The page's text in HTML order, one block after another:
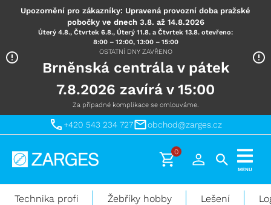
Upozornění pro zákazníky: Upravená provozní doba pražské
pobočky ve dnech 3.8. až 14.8.2026
Úterý 4.8., Čtvrtek 6.8., Úterý 11.8. a Čtvrtek 13.8. otevřeno:
8:00 – 12:00, 13:00 – 15:00
OSTATNÍ DNY ZAVŘENO
Brněnská centrála v pátek
7.8.2026 zavírá v 15:00
Za případné komplikace se omlouváme.
+420 543 234 727 obchod@zarges.cz
Technika
práci
0
MENU
Technika profi Žebříky hobby Lešení